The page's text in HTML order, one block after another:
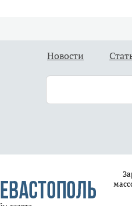
Новости